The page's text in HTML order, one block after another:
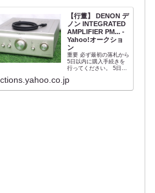
【行董】 DENON デ
ノン INTEGRATED
AMPLIFIER PM... -
Yahoo!オークショ
ン
重要 必ず最初の落札から
5日以内に購入手続きを
行ってください。 5日以
かった場合、キャンセル